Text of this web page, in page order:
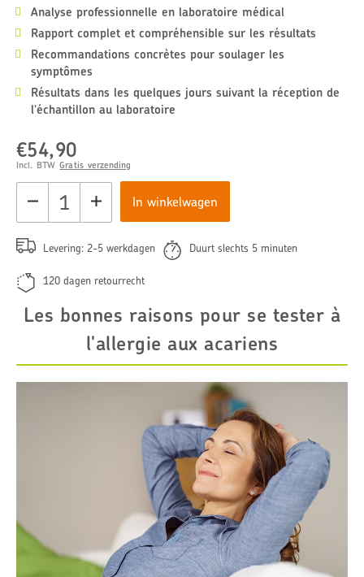
Analyse professionnelle en laboratoire médical
Rapport complet et compréhensible sur les résultats
Recommandations concrètes pour soulager les
symptômes
Résultats dans les quelques jours suivant la réception de
l'échantillon au laboratoire
Normale
prijs
€54,90
Incl. BTWGratis verzending
In winkelwagen
Levering: 2-5 werkdagen Duurt slechts 5 minuten
120 dagen retourrecht
Les bonnes raisons pour se tester à
l'allergie aux acariens